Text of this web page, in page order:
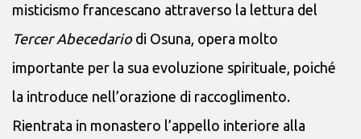
misticismo francescano attraverso la lettura del
Tercer Abecedario di Osuna, opera molto
importante per la sua evoluzione spirituale, poiché
la introduce nell’orazione di raccoglimento.
Rientrata in monastero l’appello interiore alla